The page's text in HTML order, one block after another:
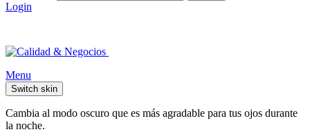
Login
Menu
Switch skin
Cambia al modo oscuro que es más agradable para tus ojos durante
la noche.